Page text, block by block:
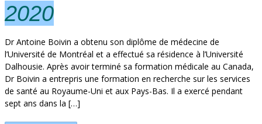
2020
Dr Antoine Boivin a obtenu son diplôme de médecine de
l’Université de Montréal et a effectué sa résidence à l’Université
Dalhousie. Après avoir terminé sa formation médicale au Canada,
Dr Boivin a entrepris une formation en recherche sur les services
de santé au Royaume-Uni et aux Pays-Bas. Il a exercé pendant
sept ans dans la […]